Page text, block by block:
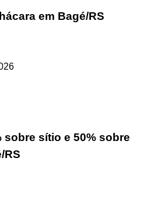
em Bagé/RS
sobre sítio e 50% sobre
RS